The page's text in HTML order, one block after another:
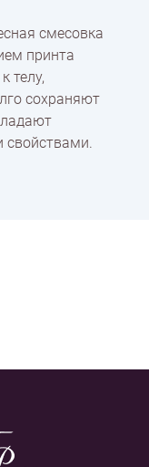
смесовка
принта
телу,
сохраняют
свойствами.